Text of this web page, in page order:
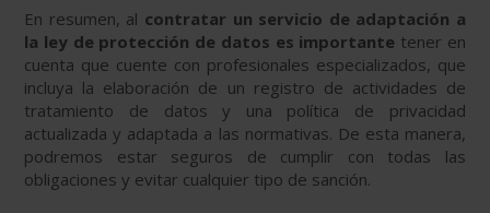
En resumen, al contratar un servicio de adaptación a
la ley de protección de datos es importante tener en
cuenta que cuente con profesionales especializados, que
incluya la elaboración de un registro de actividades de
tratamiento de datos y una política de privacidad
actualizada y adaptada a las normativas. De esta manera,
podremos estar seguros de cumplir con todas las
obligaciones y evitar cualquier tipo de sanción.